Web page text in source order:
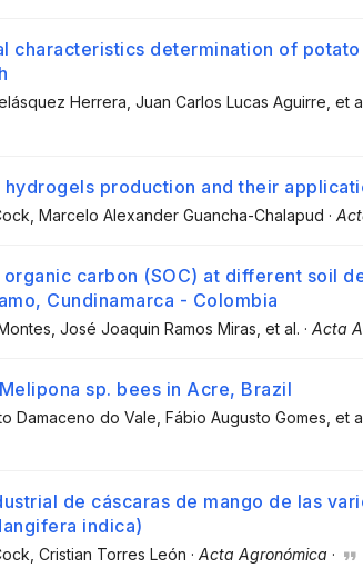
characteristics determination of potato
Herrera, Juan Carlos Lucas Aguirre, et
production and their
, Marcelo Alexander Guancha-Chalapud ·
carbon (SOC) at different soil
Cundinamarca - Colombia
, José Joaquin Ramos Miras , et al. · Acta
sp. bees in Acre, Brazil
Damaceno do Vale , Fábio Augusto Gomes , et
de cáscaras de mango de las
indica)
, Cristian Torres León · Acta Agronómica ·